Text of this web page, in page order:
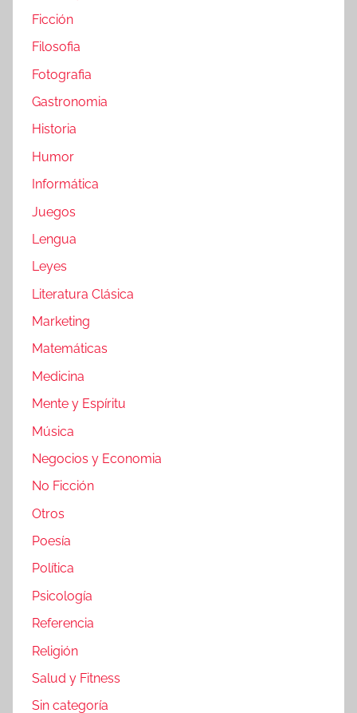
Ficción
Filosofia
Fotografia
Gastronomia
Historia
Humor
Informática
Juegos
Lengua
Leyes
Literatura Clásica
Marketing
Matemáticas
Medicina
Mente y Espíritu
Música
Negocios y Economia
No Ficción
Otros
Poesía
Política
Psicología
Referencia
Religión
Salud y Fitness
Sin categoría